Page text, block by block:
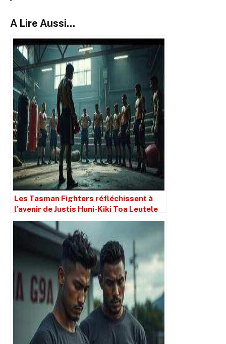
A Lire Aussi...
Les Tasman Fighters réfléchissent à
l’avenir de Justis Huni-Kiki Toa Leutele
après le décès de leur entraîneur